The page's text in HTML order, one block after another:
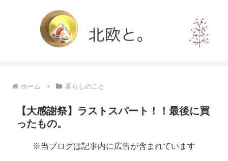
ホーム 暮らしのこと
【大感謝祭】ラストスパート！！最後に買
ったもの。
※当ブログは記事内に広告が含まれています